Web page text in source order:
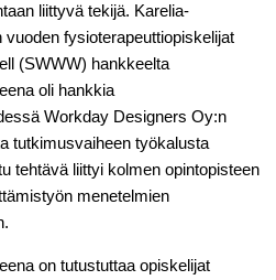
liittyvä tekijä. Karelia-
fysioterapeuttiopiskelijat
(SWWW) hankkeelta
oli hankkia
Workday Designers Oy:n
tutkimusvaiheen työkalusta
tehtävä liittyi kolmen opintopisteen
menetelmien
on tutustuttaa opiskelijat